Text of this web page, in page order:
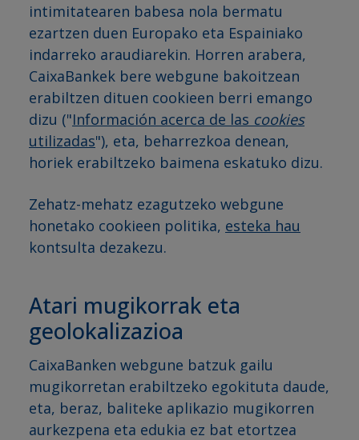
intimitatearen babesa nola bermatu
ezartzen duen Europako eta Espainiako
indarreko araudiarekin. Horren arabera,
CaixaBankek bere webgune bakoitzean
erabiltzen dituen cookieen berri emango
dizu ("Información acerca de las cookies
utilizadas"), eta, beharrezkoa denean,
horiek erabiltzeko baimena eskatuko dizu.
Zehatz-mehatz ezagutzeko webgune
honetako cookieen politika, esteka hau
kontsulta dezakezu.
Atari mugikorrak eta
geolokalizazioa
CaixaBanken webgune batzuk gailu
mugikorretan erabiltzeko egokituta daude,
eta, beraz, baliteke aplikazio mugikorren
aurkezpena eta edukia ez bat etortzea